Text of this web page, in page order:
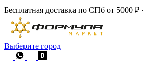
Бесплатная доставка по СПб от 5000 ₽ ·
Выберите город